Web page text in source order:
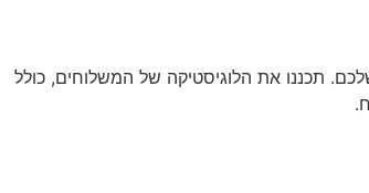
תכננו את הלוגיסטיקה של המשלוחים, כולל